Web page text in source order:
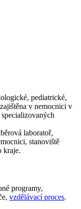
pediatrické,
v nemocnici v
laboratoř,
stanoviště
kraje.
programy,
vzdělávací proces.